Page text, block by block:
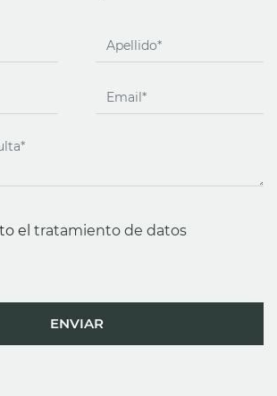
el tratamiento de datos